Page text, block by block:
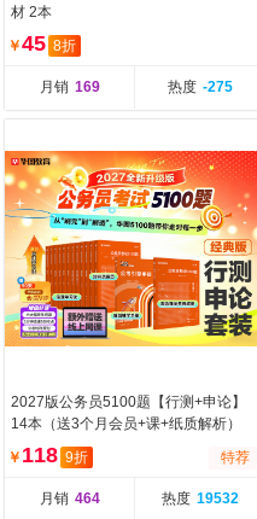
材 2本
￥45 8折
月销 169 热度 -275
2027版公务员5100题【行测+申论】
14本（送3个月会员+课+纸质解析）
￥ 118 9折 特荐
月销 464 热度 19532